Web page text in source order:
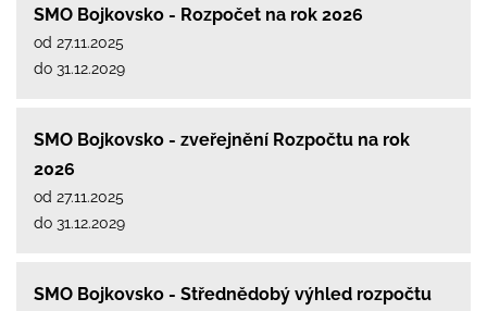
SMO Bojkovsko - Rozpočet na rok 2026
od 27.11.2025
do 31.12.2029
SMO Bojkovsko - zveřejnění Rozpočtu na rok
2026
od 27.11.2025
do 31.12.2029
SMO Bojkovsko - Střednědobý výhled rozpočtu